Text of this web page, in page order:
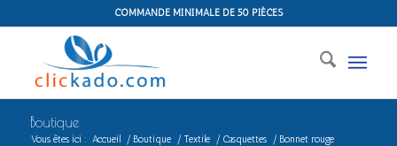
COMMANDE MINIMALE DE 50 PIÈCES
Boutique
Vous êtes ici : Accueil / Boutique / Textile / Casquettes / Bonnet rouge